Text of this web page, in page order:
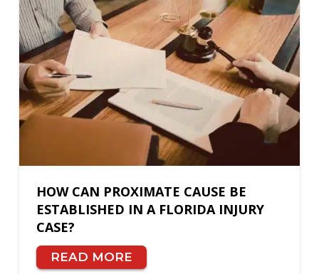
HOW CAN PROXIMATE CAUSE BE
ESTABLISHED IN A FLORIDA INJURY
CASE?
READ MORE